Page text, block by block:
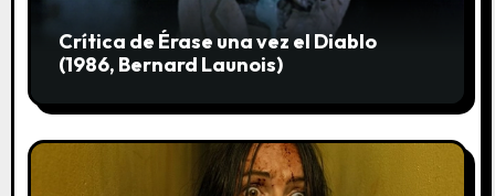
Crítica de Érase una vez el Diablo
(1986, Bernard Launois)